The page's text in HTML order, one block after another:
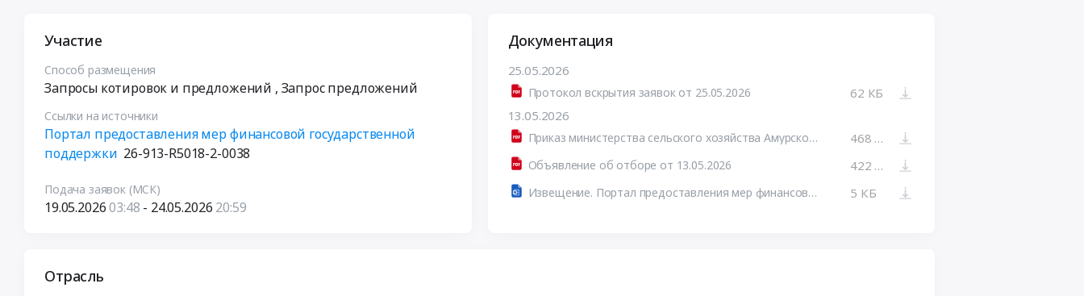
Участие
Способ размещения
Запросы котировок и предложений , Запрос предложений
Ссылки на источники
Портал предоставления мер финансовой государственной
поддержки 26-913-R5018-2-0038
Подача заявок (МСК)
19.05.202603:48 - 24.05.2026 20:59
Документация
25.05.2026
Протокол вскрытия заявок от 25.05.2026
62 КБ
13.05.2026
Приказ министерства сельского хозяйства Амурской области от 17.03.2026 №55 468 КБ
Объявление об отборе от 13.05.2026 422 КБ
Извещение. Портал предоставления мер финансовой государственной поддержки 5 КБ
Отрасль